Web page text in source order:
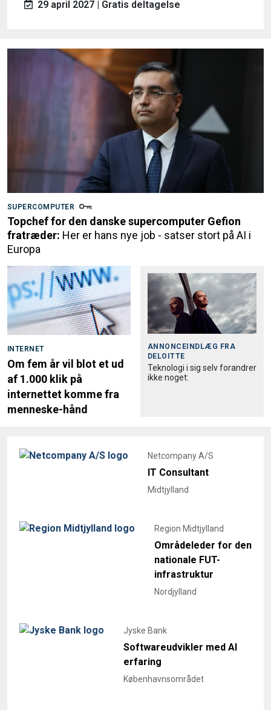
29 april 2027 | Gratis deltagelse
SUPERCOMPUTER
Topchef for den danske supercomputer Gefion
fratræder: Her er hans nye job - satser stort på AI i
Europa
INTERNET
Om fem år vil blot et ud
af 1.000 klik på
internettet komme fra
menneske-hånd
ANNONCEINDLÆG FRA
DELOITTE
Teknologi i sig selv forandrer
ikke noget:
Netcompany A/S
IT Consultant
Midtjylland
Region Midtjylland
Områdeleder for den
nationale FUT-
infrastruktur
Nordjylland
Jyske Bank
Softwareudvikler med AI
erfaring
Københavnsområdet